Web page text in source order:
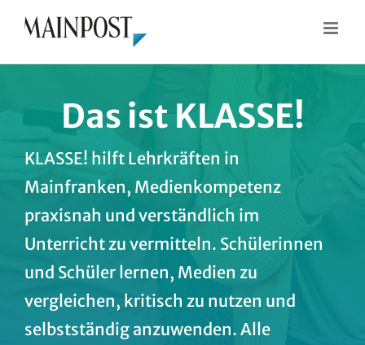
Zum
Inhalt
springen
Das ist KLASSE!
KLASSE! hilft Lehrkräften in
Mainfranken, Medienkompetenz
praxisnah und verständlich im
Unterricht zu vermitteln. Schülerinnen
und Schüler lernen, Medien zu
vergleichen, kritisch zu nutzen und
selbstständig anzuwenden. Alle